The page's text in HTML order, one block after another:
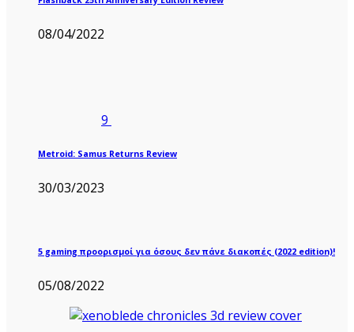
08/04/2022
9
Metroid: Samus Returns Review
30/03/2023
5 gaming προορισμοί για όσους δεν πάνε διακοπές (2022 edition)!
05/08/2022